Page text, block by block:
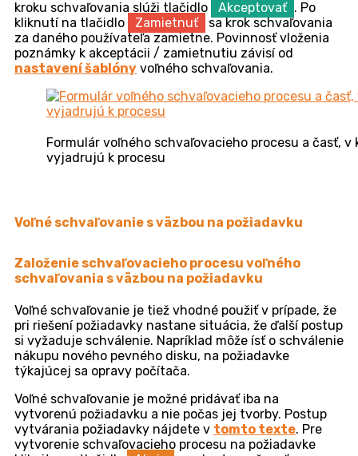
Po schválení všetkými– táto možnosť je dostupná,
len ak v častiSchvaľovatelianastavíte viacero
schvaľovateľov. Pri výbere tejto možnosti bude
schvaľovací proces uzavretý až po vyjadrení každého
schvaľovateľa.
schvaľovací proces uzavretý už po vyjadrení jedného
schvaľovateľa, a to aj v prípade, že na schvaľovací
Popis– pole pre vloženie bližšej špecifikácie predmetu
vložiť pomocou funkcie Drag&Drop, alebo po kliknutí
do poľa sa zobrazí prieskumník, v ktorom vyberiete
Schvaľovací proces uložíte kliknutím na tlačidlo
, ktoré sa nachádza v pravom dolnom rohu
formulára. Kliknutím na tlačidlo Zatvoriť
formulár
zatvoríte bez uloženia procesu.
Vyjadrenie sa ku voľnému schvaľovaniu bez
väzby
Po uložení, sa voľný schvaľovací proces zobrazí
v zozname Schvaľovacích procesov vSchvaľovanie ->
Schvaľovacie procesy. Po otvorení záznamu sa